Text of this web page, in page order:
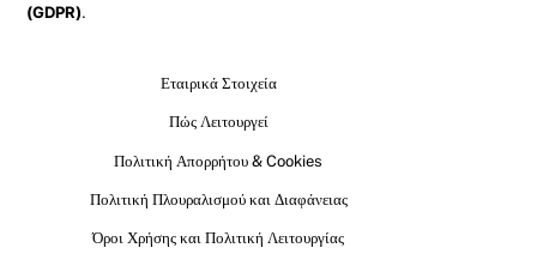
(GDPR).
Εταιρικά Στοιχεία
Πώς Λειτουργεί
Πολιτική Απορρήτου & Cookies
Πολιτική Πλουραλισμού και Διαφάνειας
Όροι Χρήσης και Πολιτική Λειτουργίας